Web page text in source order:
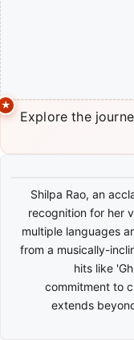
Explore the
Shilpa Rao, an
recognition for her
multiple languages
from a musically-
hits like
commitment to
extends